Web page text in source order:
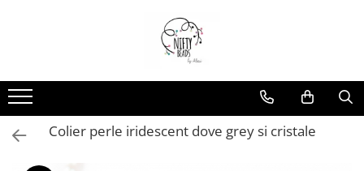
Colier perle iridescent dove grey si cristale